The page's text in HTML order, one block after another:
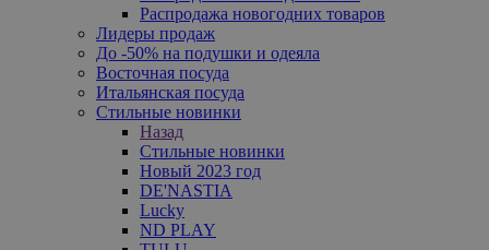
Распродажа новогодних товаров
Лидеры продаж
До -50% на подушки и одеяла
Восточная посуда
Итальянская посуда
Стильные новинки
Назад
Стильные новинки
Новый 2023 год
DE'NASTIA
Lucky
ND PLAY